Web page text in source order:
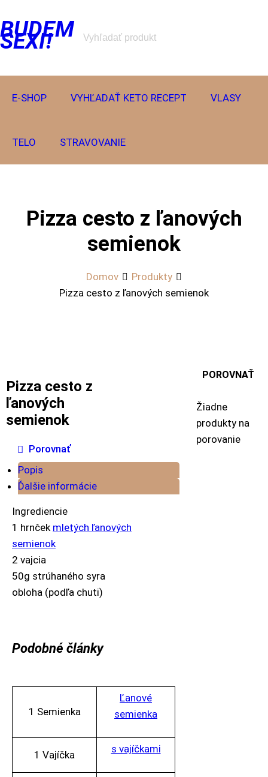
na
obsah
BUDEM
SEXI!
E-SHOP VYHĽADAŤ KETO RECEPT VLASY
TELO STRAVOVANIE
Pizza cesto z ľanových
semienok
Domov
Produkty
Pizza cesto z ľanových semienok
Pizza cesto z
ľanových
semienok
Porovnať
Popis
Ďalšie informácie
Ingrediencie
1 hrnček mletých ľanových
semienok
2 vajcia
50g strúhaného syra
obloha (podľa chuti)
Podobné články
1 Semienka
Ľanové
semienka
1 Vajíčka s vajíčkami
POROVNAŤ
PRODUKTY
Žiadne
produkty na
porovanie